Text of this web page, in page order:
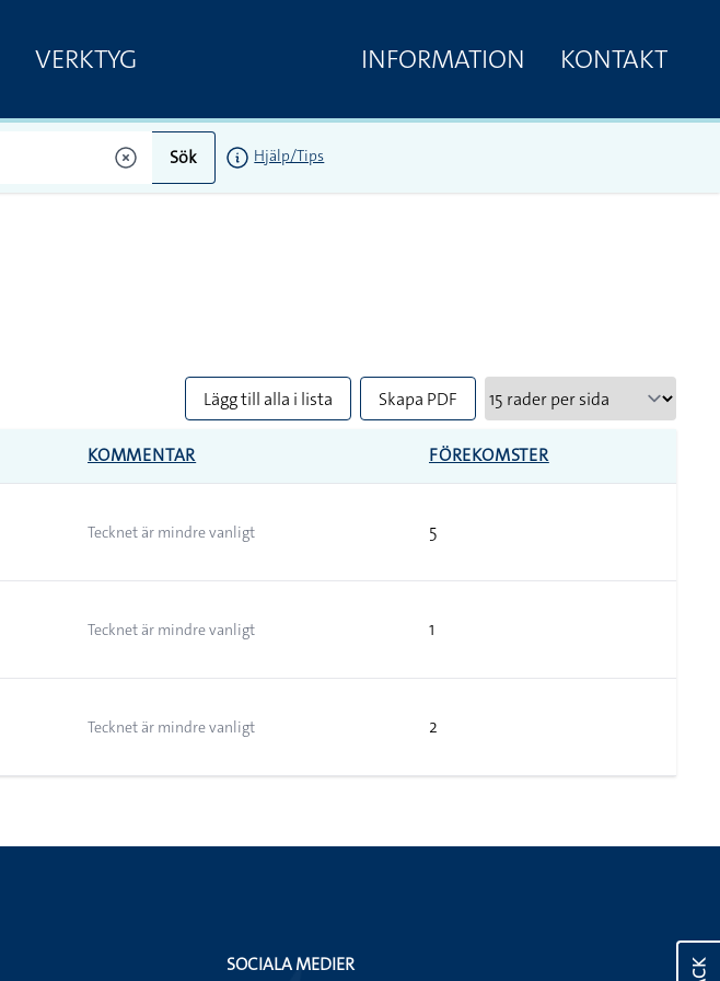
VERKTYG INFORMATION KONTAKT
Sök Hjälp/Tips
Lägg till alla i lista Skapa PDF
KOMMENTAR FÖREKOMSTER
Tecknet är mindre vanligt 5
Tecknet är mindre vanligt 1
Tecknet är mindre vanligt 2
SOCIALA MEDIER